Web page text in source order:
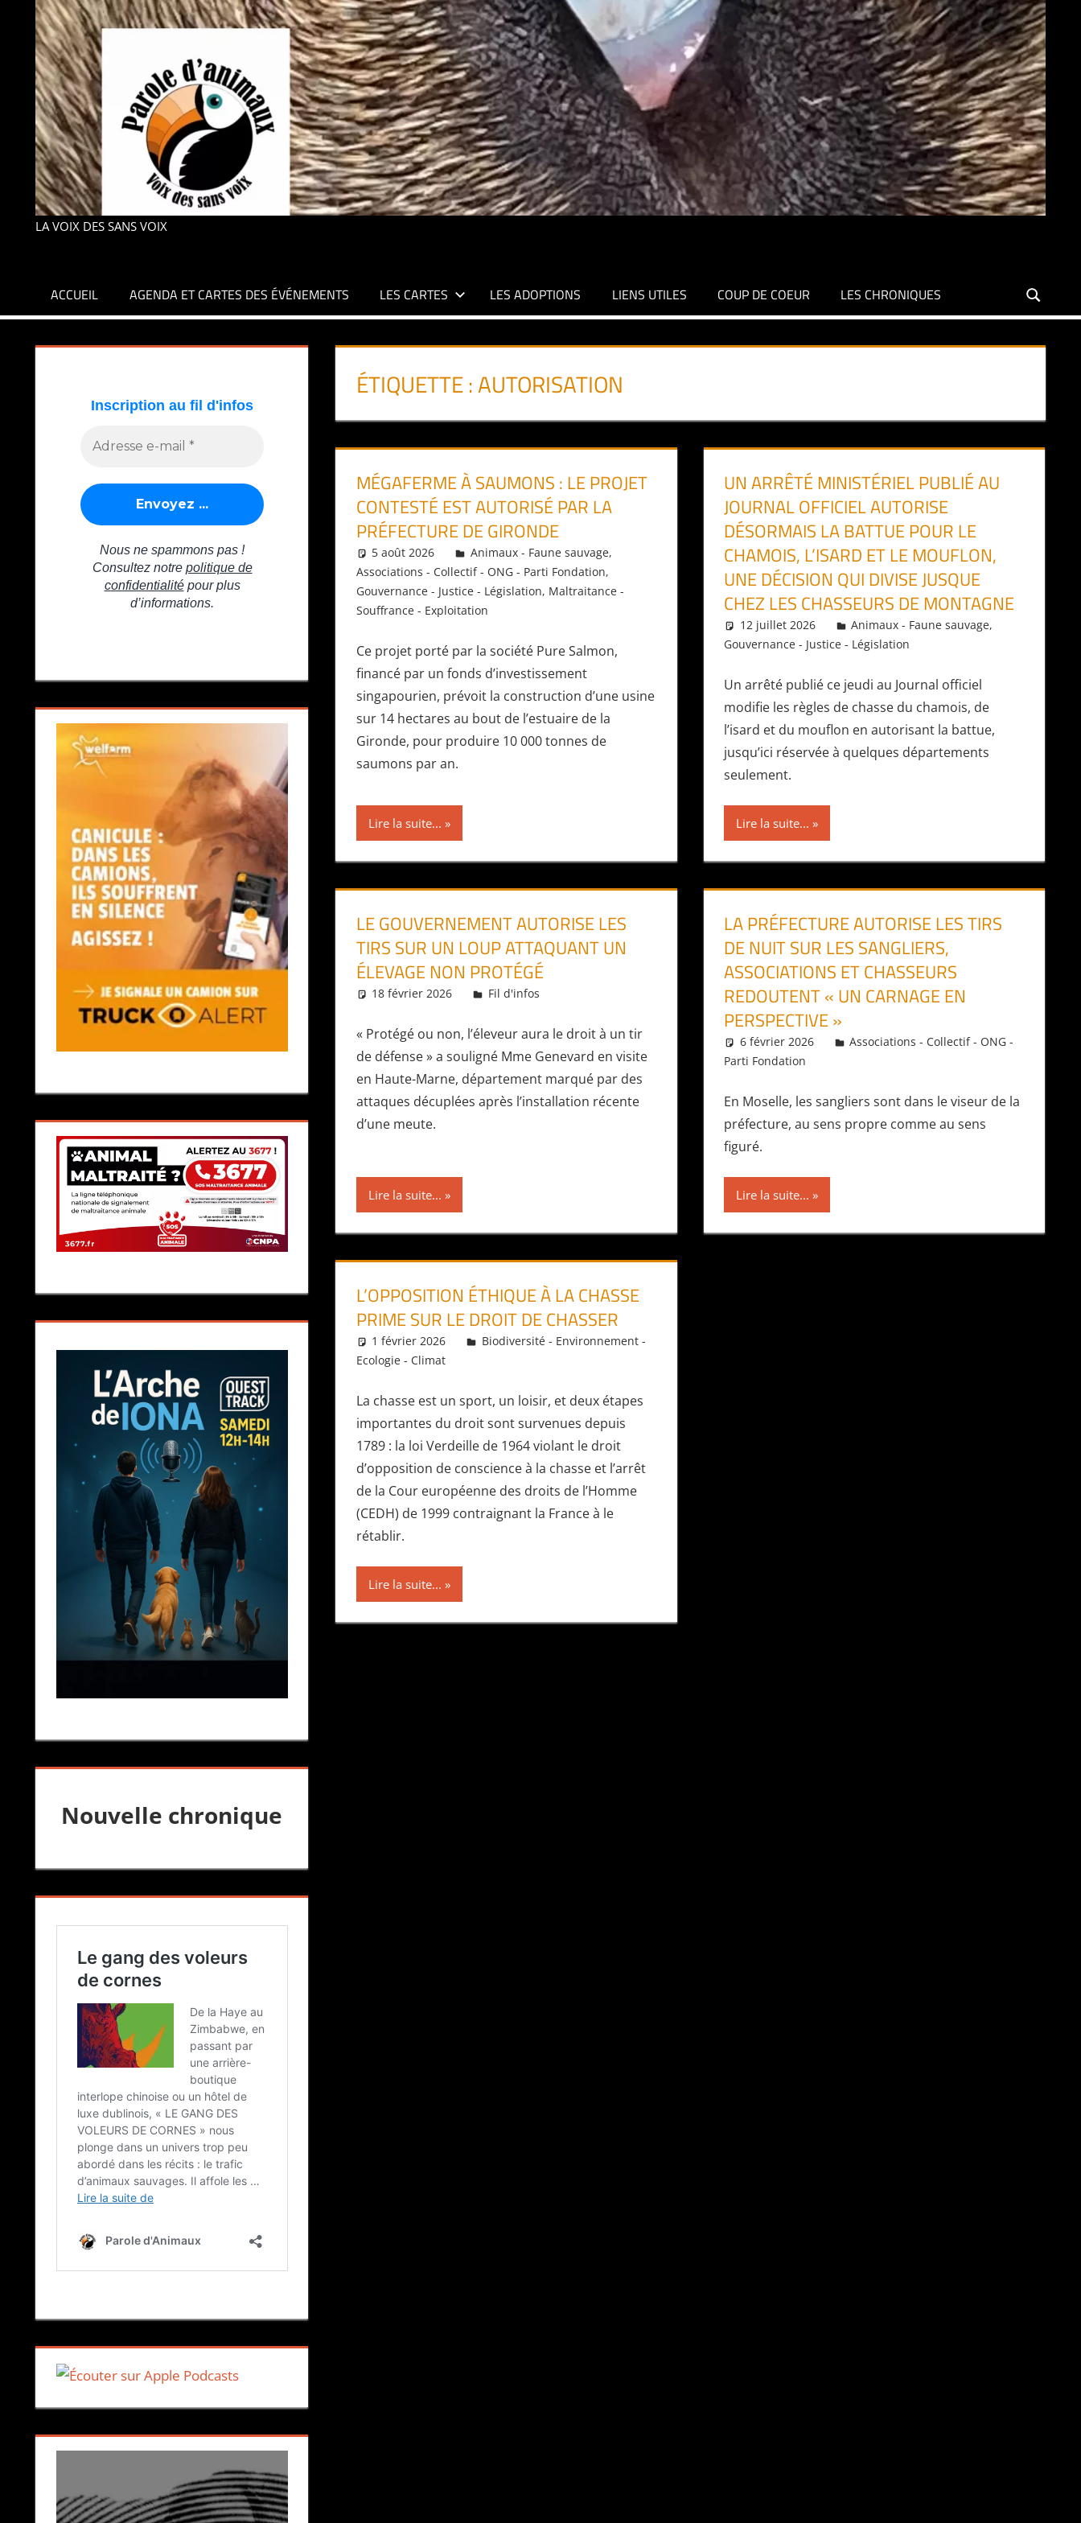
LA VOIX DES SANS VOIX
ACCUEIL AGENDA ET CARTES DES ÉVÉNEMENTS LES CARTES LES ADOPTIONS LIENS UTILES COUP DE COEUR LES CHRONIQUES
ÉTIQUETTE :AUTORISATION
MÉGAFERME À SAUMONS : LE PROJET
CONTESTÉ EST AUTORISÉ PAR LA
PRÉFECTURE DE GIRONDE
5 août 2026 Daniel
Animaux - Faune sauvage,
Associations - Collectif - ONG - Parti Fondation,
Gouvernance - Justice - Législation, Maltraitance -
Souffrance - Exploitation
Ce projet porté par la société Pure Salmon,
financé par un fonds d’investissement
singapourien, prévoit la construction d’une usine
sur 14 hectares au bout de l’estuaire de la
Gironde, pour produire 10 000 tonnes de
saumons par an.
Lire la suite...
UN ARRÊTÉ MINISTÉRIEL PUBLIÉ AU
JOURNAL OFFICIEL AUTORISE
DÉSORMAIS LA BATTUE POUR LE
CHAMOIS, L’ISARD ET LE MOUFLON,
UNE DÉCISION QUI DIVISE JUSQUE
CHEZ LES CHASSEURS DE MONTAGNE
12 juillet 2026 Daniel
Animaux - Faune sauvage,
Gouvernance - Justice - Législation
Un arrêté publié ce jeudi au Journal officiel
modifie les règles de chasse du chamois, de
l’isard et du mouflon en autorisant la battue,
jusqu’ici réservée à quelques départements
seulement.
Lire la suite...
LE GOUVERNEMENT AUTORISE LES
TIRS SUR UN LOUP ATTAQUANT UN
ÉLEVAGE NON PROTÉGÉ
18 février 2026 Daniel
Fil d'infos
« Protégé ou non, l’éleveur aura le droit à un tir
de défense » a souligné Mme Genevard en visite
en Haute-Marne, département marqué par des
attaques décuplées après l’installation récente
d’une meute.
Lire la suite...
LA PRÉFECTURE AUTORISE LES TIRS
DE NUIT SUR LES SANGLIERS,
ASSOCIATIONS ET CHASSEURS
REDOUTENT « UN CARNAGE EN
PERSPECTIVE »
6 février 2026 Daniel
Associations - Collectif - ONG -
Parti Fondation
En Moselle, les sangliers sont dans le viseur de la
préfecture, au sens propre comme au sens
figuré.
Lire la suite...
L’OPPOSITION ÉTHIQUE À LA CHASSE
PRIME SUR LE DROIT DE CHASSER
1 février 2026 Daniel
Biodiversité - Environnement -
Ecologie - Climat
La chasse est un sport, un loisir, et deux étapes
importantes du droit sont survenues depuis
1789 : la loi Verdeille de 1964 violant le droit
d’opposition de conscience à la chasse et l’arrêt
de la Cour européenne des droits de l’Homme
(CEDH) de 1999 contraignant la France à le
rétablir.
Lire la suite...
Nouvelle chronique